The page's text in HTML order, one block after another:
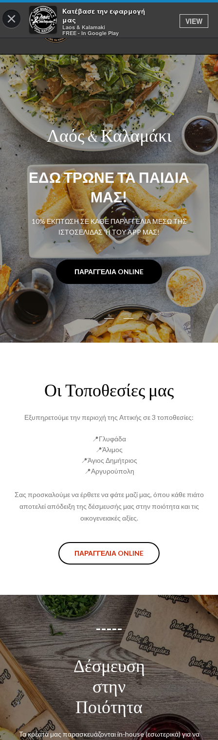
×
Κατέβασε την εφαρμογή
μας
Laos & Kalamaki
FREE - In Google Play
VIEW
Λαός & Καλαμάκι
ΕΔΩ ΤΡΩΝΕ ΤΑ ΠΑΙΔΙΑ
ΜΑΣ!
10% ΕΚΠΤΩΣΗ ΣΕ ΚΑΘΕ ΠΑΡΑΓΓΕΛΙΑ ΜΕΣΩ ΤΗΣ
ΙΣΤΟΣΕΛΙΔΑΣ 'Η ΤΟΥ APP ΜΑΣ!
ΠΑΡΑΓΓΕΛΙΑ ONLINE
Οι Τοποθεσίες μας
Εξυπηρετούμε την περιοχή της Αττικής σε 3 τοποθεσίες:
📍Γλυφάδα
📍Άλιμος
📍Άγιος Δημήτριος
📍Αργυρούπολη
Σας προσκαλούμε να έρθετε να φάτε μαζί μας, όπου κάθε πιάτο
αποτελεί απόδειξη της δέσμευσής μας στην ποιότητα και τις
οικογενειακές αξίες.
ΠΑΡΑΓΓΕΛΙΑ ONLINE
-----
Δέσμευση
στην
Ποιότητα
Τα κρέατά μας παρασκευάζονται in-house (εσωτερικά) για να